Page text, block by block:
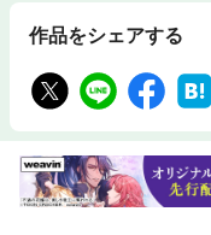
作品をシェアする